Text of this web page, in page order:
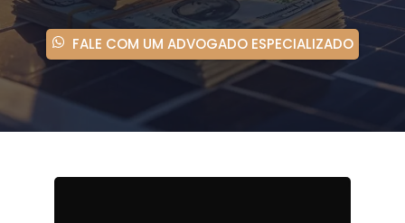
FALE COM UM ADVOGADO ESPECIALIZADO